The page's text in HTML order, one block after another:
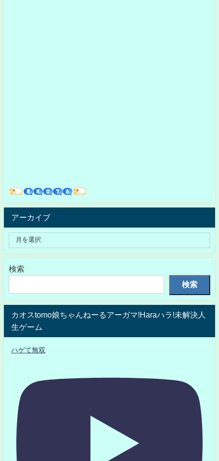
アーカイブ
検索
検索
カオスtomo娘ちゃんねーるアーガマ!Haraハラ!未解決人
生ゲーム
ハゲて無双